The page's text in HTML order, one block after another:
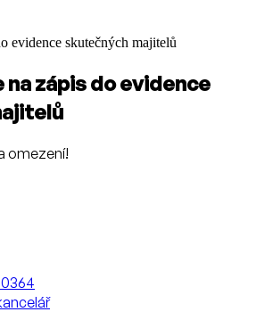
evidence skutečných majitelů
zápis do evidence
omezení!